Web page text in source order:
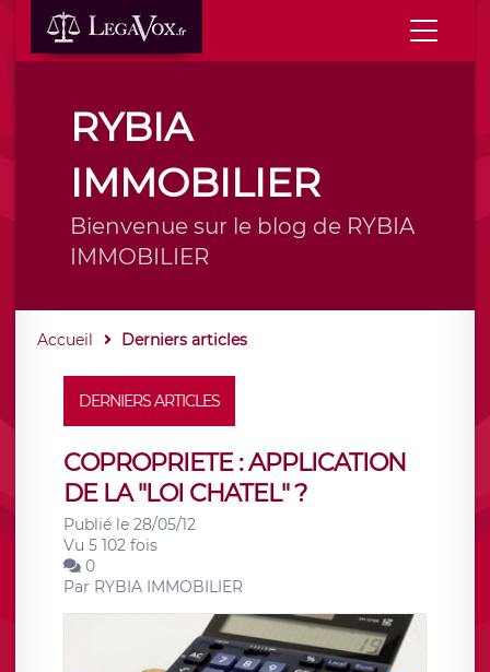
RYBIA
IMMOBILIER
Bienvenue sur le blog de RYBIA
IMMOBILIER
Accueil Derniers articles
DERNIERS ARTICLES
COPROPRIETE : APPLICATION
DE LA "LOI CHATEL" ?
Publié le 28/05/12
Vu 5 102 fois
0
Par RYBIA IMMOBILIER